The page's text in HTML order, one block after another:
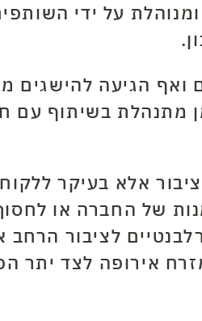
פרטיות
על ידי
.
הגיעה להישגים
מתנהלת בשיתוף עם
אלא בעיקר
של החברה או
לציבור
אירופה לצד יתר